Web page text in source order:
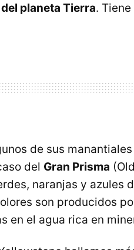
planeta Tierra.
de sus
del Gran Prisma
naranjas y azules
son producidos
en el agua rica en